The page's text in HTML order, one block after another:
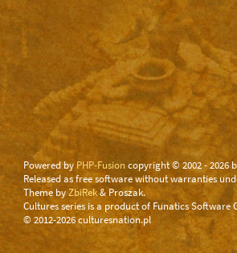
Powered byPHP-Fusion copyright © 2002 - 2026
Released as free software without warranties
Theme byZbiRek& Proszak.
Cultures series is a product of Funatics Software
© 2012-2026 culturesnation.pl